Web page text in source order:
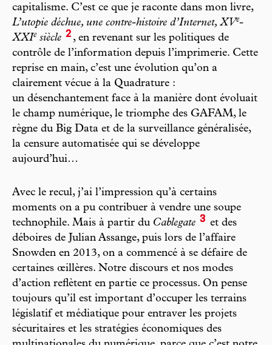
capitalisme. C’est ce que je raconte dans mon livre,
L’utopie déchue, une contre-histoire d’Internet, XVe-
XXIe siècle 2 , en revenant sur les politiques de
contrôle de l’information depuis l’imprimerie. Cette
reprise en main, c’est une évolution qu’on a
clairement vécue à la Quadrature :
un désenchantement face à la manière dont évoluait
le champ numérique, le triomphe des GAFAM, le
règne du Big Data et de la surveillance généralisée,
la censure automatisée qui se développe
aujourd’hui…
Avec le recul, j’ai l’impression qu’à certains
moments on a pu contribuer à vendre une soupe
technophile. Mais à partir du Cablegate 3 et des
déboires de Julian Assange, puis lors de l’affaire
Snowden en 2013, on a commencé à se défaire de
certaines œillères. Notre discours et nos modes
d’action reflètent en partie ce processus. On pense
toujours qu’il est important d’occuper les terrains
législatif et médiatique pour entraver les projets
sécuritaires et les stratégies économiques des